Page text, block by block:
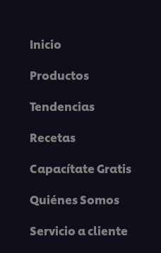
Inicio
Productos
Tendencias
Recetas
Capacítate Gratis
Quiénes Somos
Servicio a cliente